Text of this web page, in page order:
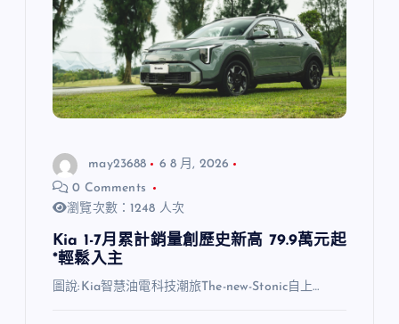
may23688
6 8 月, 2026
0 Comments
瀏覽次數：1248 人次
Kia 1-7月累計銷量創歷史新高 79.9萬元起
*輕鬆入主
圖說:Kia智慧油電科技潮旅The-new-Stonic自上…